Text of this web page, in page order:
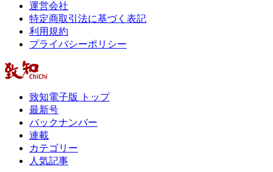
運営会社
特定商取引法に基づく表記
利用規約
プライバシーポリシー
致知電子版 トップ
最新号
バックナンバー
連載
カテゴリー
人気記事